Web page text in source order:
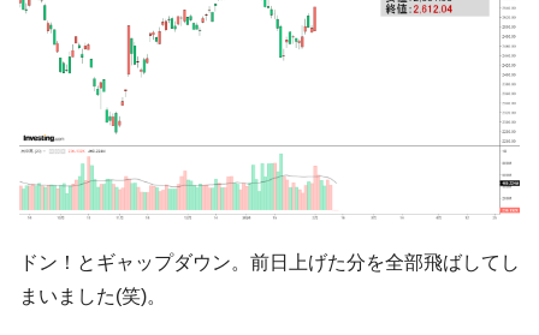
『Money1』
【米韓激突案件】韓国消費者院が『クーパ
ン』1人当たり賠償10万ウォンを認定 ⇒ 総額3兆7,000億
『Money1』
『Money1』
「KDDX」1番艦、2032年竣工と公示
『Money1』
【対日本円】ウォン安が急進！ 日米の協調
に韓国がいっちょがみしたのでは。
『Money1』
韓国政府『BYD』車への補助金を全廃 ⇒ 実
は韓国で『BYD』車は売れている。6カ月で対前年同期比
1.9倍！
ドン！とギャップダウン。前日上げた分を全部飛ばしてし
まいました(笑)。